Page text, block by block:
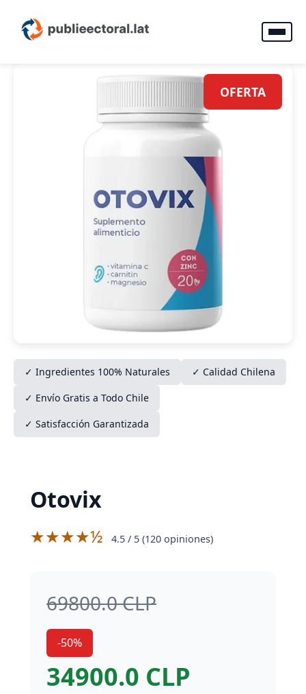
OFERTA
✓ Ingredientes 100% Naturales
✓ Calidad Chilena
✓ Envío Gratis a Todo Chile
✓ Satisfacción Garantizada
Otovix
★★★★½ 4.5 / 5 (120 opiniones)
69800.0 CLP
-50%
34900.0 CLP